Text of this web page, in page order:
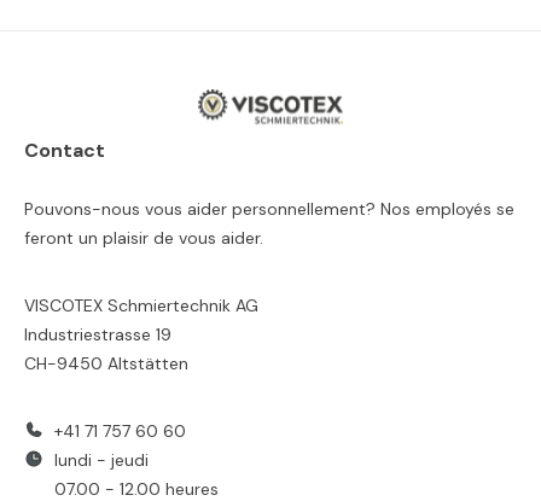
Contact
Pouvons-nous vous aider personnellement? Nos employés se
feront un plaisir de vous aider.
VISCOTEX Schmiertechnik AG
Industriestrasse 19
CH-9450 Altstätten
+41 71 757 60 60
lundi - jeudi
07.00 - 12.00 heures